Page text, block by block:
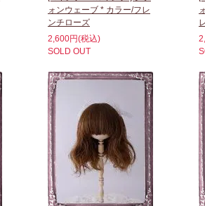
ォンウェーブ * カラー/フレ
ンチローズ
2,600円(税込)
SOLD OUT